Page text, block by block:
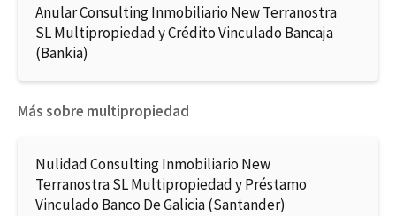
Anular Consulting Inmobiliario New Terranostra
SL Multipropiedad y Crédito Vinculado Bancaja
(Bankia)
Más sobre multipropiedad
Nulidad Consulting Inmobiliario New
Terranostra SL Multipropiedad y Préstamo
Vinculado Banco De Galicia (Santander)